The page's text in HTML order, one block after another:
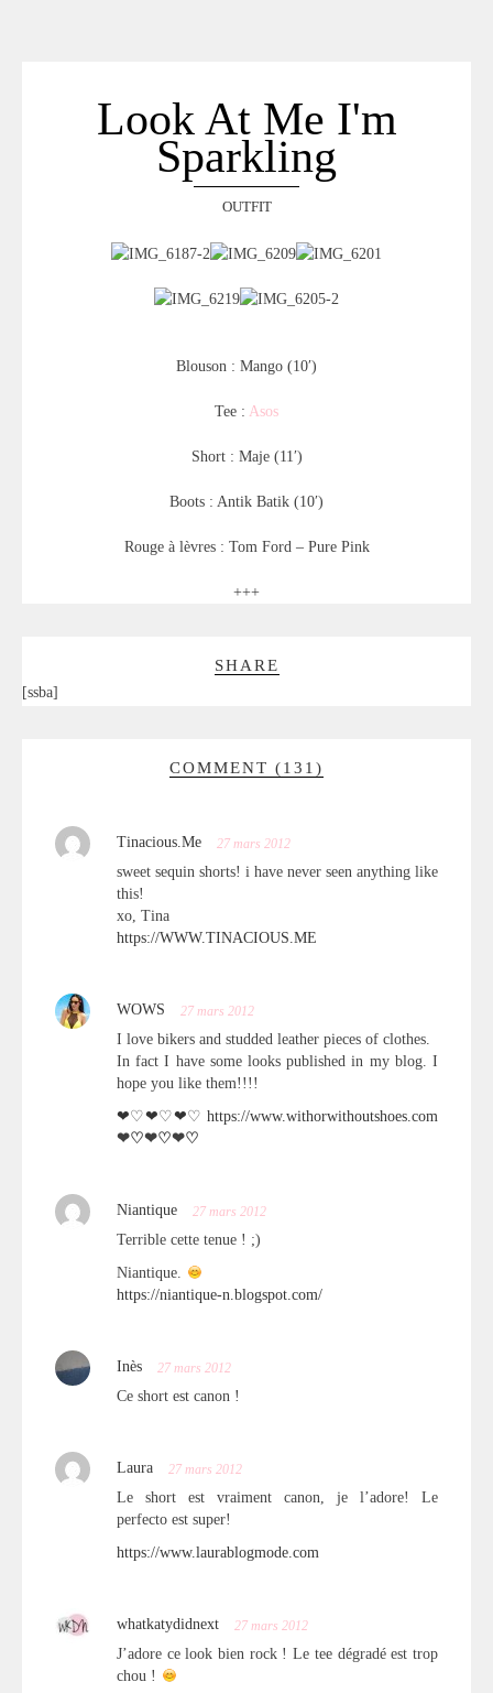
LOOKBOOK
RECHERCHE
Look At Me I'm
Sparkling
OUTFIT
Blouson : Mango (10′)
Tee : Asos
Short : Maje (11′)
Boots : Antik Batik (10′)
Rouge à lèvres : Tom Ford – Pure Pink
+++
SHARE
[ssba]
COMMENT (131)
Tinacious.Me 27 mars 2012
sweet sequin shorts! i have never seen anything like
this!
xo, Tina
https://WWW.TINACIOUS.ME
WOWS 27 mars 2012
I love bikers and studded leather pieces of clothes.
In fact I have some looks published in my blog. I
hope you like them!!!!
❤♡❤♡❤♡ https://www.withorwithoutshoes.com
❤♡❤♡❤♡
Niantique 27 mars 2012
Terrible cette tenue ! ;)
Niantique.
https://niantique-n.blogspot.com/
Inès 27 mars 2012
Ce short est canon !
Laura 27 mars 2012
Le short est vraiment canon, je l’adore! Le
perfecto est super!
https://www.laurablogmode.com
whatkatydidnext 27 mars 2012
J’adore ce look bien rock ! Le tee dégradé est trop
chou !